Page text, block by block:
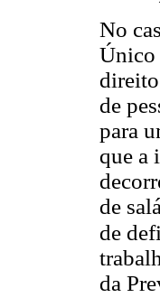
No
Único
de
para
que a
de
de
da